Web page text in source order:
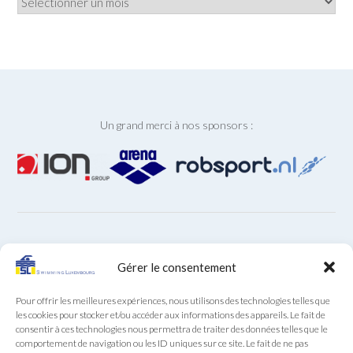
Gérer le consentement
Pour offrir les meilleures expériences, nous utilisons des technologies telles que
les cookies pour stocker et/ou accéder aux informations des appareils. Le fait de
consentir à ces technologies nous permettra de traiter des données telles que le
comportement de navigation ou les ID uniques sur ce site. Le fait de ne pas
Un grand merci à nos sponsors :
ARCHIVES